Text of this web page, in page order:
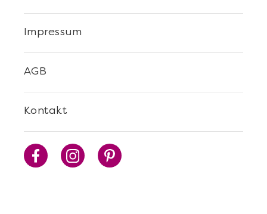
Kontakt
AGB
Impressum